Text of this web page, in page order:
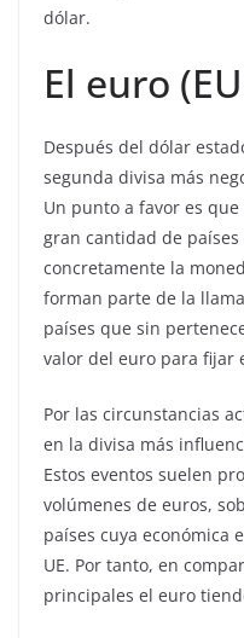
dólar.
El euro
Después del dólar
segunda divisa más
Un punto a favor es
gran cantidad de
concretamente la
forman parte de la
países que sin
valor del euro para fijar
Por las circunstancias
en la divisa más
Estos eventos suelen
volúmenes de euros,
países cuya económica
UE. Por tanto, en
principales el euro